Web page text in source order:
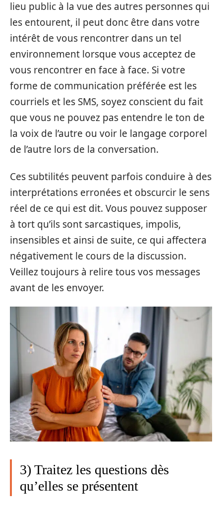
lieu public à la vue des autres personnes qui
les entourent, il peut donc être dans votre
intérêt de vous rencontrer dans un tel
environnement lorsque vous acceptez de
vous rencontrer en face à face. Si votre
forme de communication préférée est les
courriels et les SMS, soyez conscient du fait
que vous ne pouvez pas entendre le ton de
la voix de l’autre ou voir le langage corporel
de l’autre lors de la conversation.
Ces subtilités peuvent parfois conduire à des
interprétations erronées et obscurcir le sens
réel de ce qui est dit. Vous pouvez supposer
à tort qu’ils sont sarcastiques, impolis,
insensibles et ainsi de suite, ce qui affectera
négativement le cours de la discussion.
Veillez toujours à relire tous vos messages
avant de les envoyer.
3) Traitez les questions dès
qu’elles se présentent